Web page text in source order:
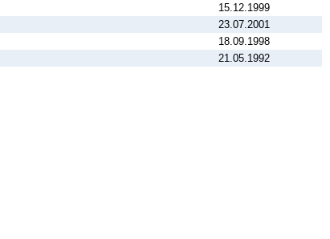
15.12.1999
23.07.2001
18.09.1998
21.05.1992